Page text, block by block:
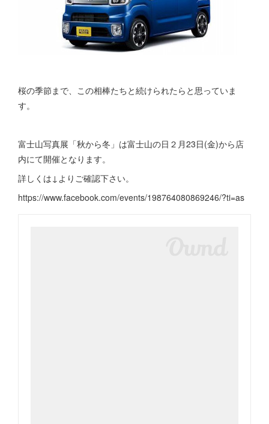
桜の季節まで、この相棒たちと続けられたらと思っていま
す。
富士山写真展「秋から冬」は富士山の日２月23日(金)から店
内にて開催となります。
詳しくは↓よりご確認下さい。
https://www.facebook.com/events/198764080869246/?ti=as